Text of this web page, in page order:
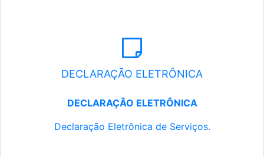
DECLARAÇÃO ELETRÔNICA
DECLARAÇÃO ELETRÔNICA
Declaração Eletrônica de Serviços.